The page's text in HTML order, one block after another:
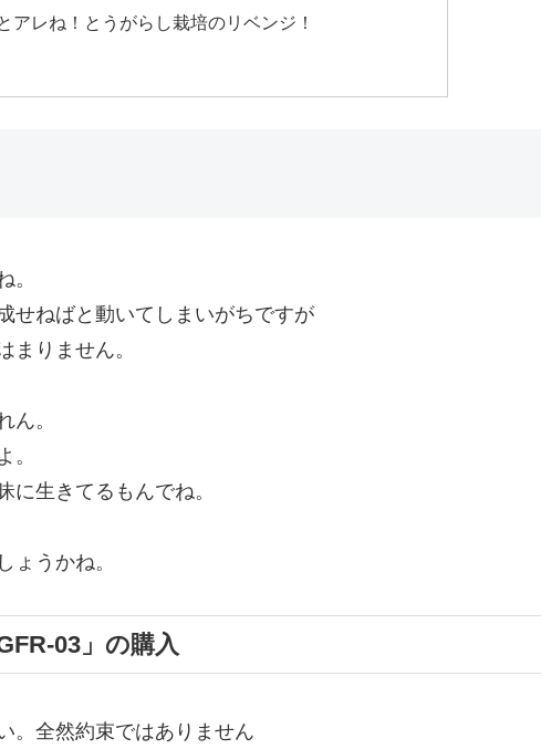
アレね！とうがらし栽培のリベンジ！
。
せねばと動いてしまいがちですが
まりません。
ん。
。
に生きてるもんでね。
ょうかね。
03」の購入
。全然約束ではありません